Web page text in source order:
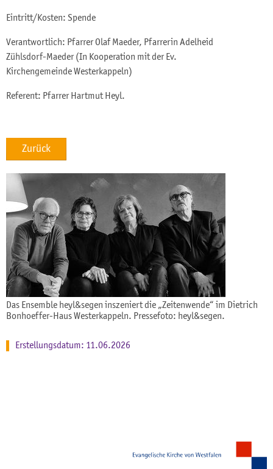
Eintritt/Kosten: Spende
Verantwortlich: Pfarrer Olaf Maeder, Pfarrerin Adelheid
Zühlsdorf-Maeder (In Kooperation mit der Ev.
Kirchengemeinde Westerkappeln)
Referent: Pfarrer Hartmut Heyl.
Zurück
Das Ensemble heyl&segen inszeniert die „Zeitenwende“ im Dietrich
Bonhoeffer-Haus Westerkappeln. Pressefoto: heyl&segen.
Erstellungsdatum: 11.06.2026